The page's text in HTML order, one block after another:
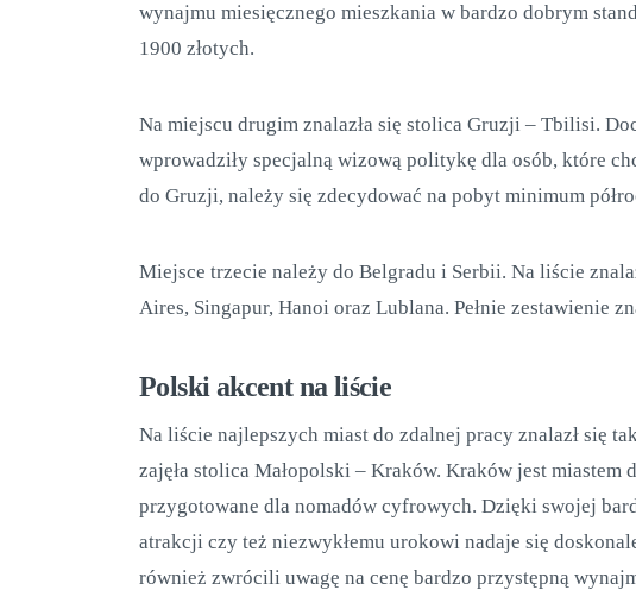
wynajmu miesięcznego mieszkania w bardzo dobrym
1900 złotych.
Na miejscu drugim znalazła się stolica Gruzji – Tbilisi.
wprowadziły specjalną wizową politykę dla osób, które
do Gruzji, należy się zdecydować na pobyt minimum
Miejsce trzecie należy do Belgradu i Serbii. Na liście
Aires, Singapur, Hanoi oraz Lublana. Pełnie zestawienie
Polski akcent na liście
Na liście najlepszych miast do zdalnej pracy znalazł się
zajęła stolica Małopolski – Kraków. Kraków jest
przygotowane dla nomadów cyfrowych. Dzięki swojej
atrakcji czy też niezwykłemu urokowi nadaje się
również zwrócili uwagę na cenę bardzo przystępną